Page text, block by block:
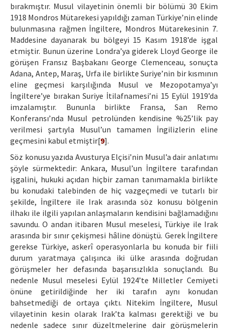
bırakmıştır. Musul vilayetinin önemli bir bölümü 30 Ekim
1918 Mondros Mütarekesi yapıldığı zaman Türkiye’nin elinde
bulunmasına rağmen İngiltere, Mondros Mütarekesinin 7.
Maddesine dayanarak bu bölgeyi 15 Kasım 1918’de işgal
etmiştir. Bunun üzerine Londra’ya giderek Lloyd George ile
görüşen Fransız Başbakanı George Clemenceau, sonuçta
Adana, Antep, Maraş, Urfa ile birlikte Suriye’nin bir kısmının
eline geçmesi karşılığında Musul ve Mezopotamya’yı
İngiltere’ye bırakan Suriye İtilafnamesi’ni 15 Eylül 1919’da
imzalamıştır. Bununla birlikte Fransa, San Remo
Konferansı’nda Musul petrolünden kendisine %25’lik pay
verilmesi şartıyla Musul’un tamamen İngilizlerin eline
geçmesini kabul etmiştir[9].
Söz konusu yazıda Avusturya Elçisi’nin Musul’a dair anlatımı
şöyle sürmektedir: Ankara, Musul’un İngiltere tarafından
işgalini, hukuki açıdan hiçbir zaman tanımamakla birlikte
bu konudaki talebinden de hiç vazgeçmedi ve tutarlı bir
şekilde, İngiltere ile Irak arasında söz konusu bölgenin
ilhakı ile ilgili yapılan anlaşmaların kendisini bağlamadığını
savundu. O andan itibaren Musul meselesi, Türkiye ile Irak
arasında bir sınır çekişmesi hâline dönüştü. Gerek İngiltere
gerekse Türkiye, askerî operasyonlarla bu konuda bir fiili
durum yaratmaya çalışınca iki ülke arasında doğrudan
görüşmeler her defasında başarısızlıkla sonuçlandı. Bu
nedenle Musul meselesi Eylül 1924’te Milletler Cemiyeti
önüne getirildiğinde her iki tarafın aynı konudan
bahsetmediği de ortaya çıktı. Nitekim İngiltere, Musul
vilayetinin kesin olarak Irak’ta kalması gerektiği ve bu
nedenle sadece sınır düzeltmelerine dair görüşmelerin